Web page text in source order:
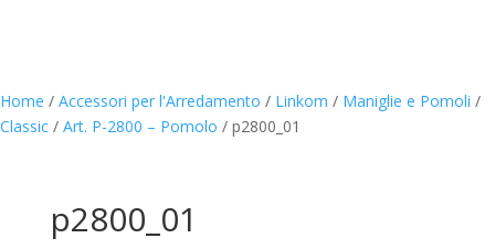
Home / Accessori per l'Arredamento / Linkom / Maniglie e Pomoli /
Classic / Art. P-2800 – Pomolo / p2800_01
p2800_01